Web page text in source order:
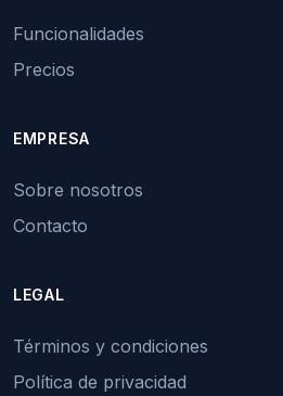
Funcionalidades
Precios
EMPRESA
Sobre nosotros
Contacto
LEGAL
Términos y condiciones
Política de privacidad